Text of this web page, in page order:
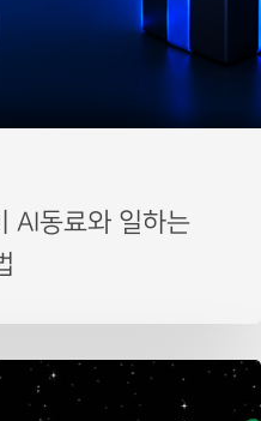
AI동료와 일하는